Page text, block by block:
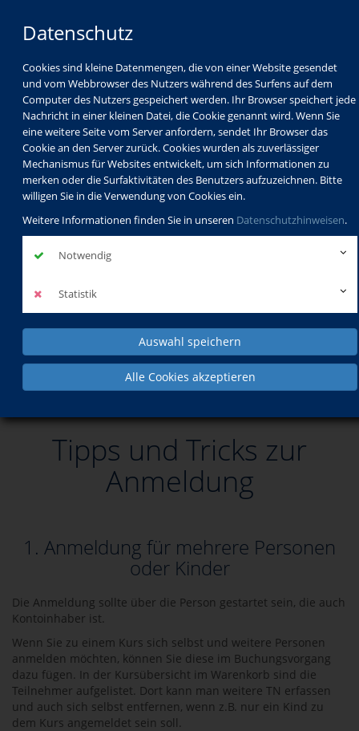
Datenschutz
Cookies sind kleine Datenmengen, die von einer Website gesendet
und vom Webbrowser des Nutzers während des Surfens auf dem
Computer des Nutzers gespeichert werden. Ihr Browser speichert jede
Nachricht in einer kleinen Datei, die Cookie genannt wird. Wenn Sie
eine weitere Seite vom Server anfordern, sendet Ihr Browser das
Cookie an den Server zurück. Cookies wurden als zuverlässiger
Mechanismus für Websites entwickelt, um sich Informationen zu
merken oder die Surfaktivitäten des Benutzers aufzuzeichnen. Bitte
willigen Sie in die Verwendung von Cookies ein.
Weitere Informationen finden Sie in unseren Datenschutzhinweisen.
Notwendig
Statistik
Auswahl speichern
Alle Cookies akzeptieren
Informationen Tips und Tricks zur Anmeldung
Tipps und Tricks zur
Anmeldung
1. Anmeldung für mehrere Personen
oder Kinder
Die Anmeldung sollte über die Person gestartet sein, die auch
Kontoinhaber ist.
Wenn Sie zu einem Kurs sich selbst und weitere Personen
anmelden möchten, können Sie diese im Buchungsvorgang
dazu fügen. In der Kursübersicht im Warenkorb sind die
Teilnehmer aufgelistet. Dort kann man weitere TN erfassen
und auch sich selbst entfernen, wenn z.B. nur ein Kind zu
dem Kurs angemeldet sein soll.